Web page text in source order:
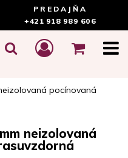
PREDAJŇA
+421 918 989 606
pocínovaná
neizolovaná